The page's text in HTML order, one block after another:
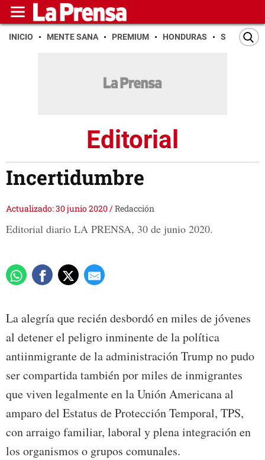
INICIO MENTE SANA PREMIUM HONDURAS SAN PEDRO
Editorial
Incertidumbre
Actualizado: 30 junio 2020/Redacción
Editorial diario LA PRENSA, 30 de junio 2020.
La alegría que recién desbordó en miles de jóvenes
al detener el peligro inminente de la política
antiinmigrante de la administración Trump no pudo
ser compartida también por miles de inmigrantes
que viven legalmente en la Unión Americana al
amparo del Estatus de Protección Temporal, TPS,
con arraigo familiar, laboral y plena integración en
los organismos o grupos comunales.